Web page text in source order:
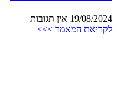
19/08/2024 אין תגובות
לקריאת המאמר >>>